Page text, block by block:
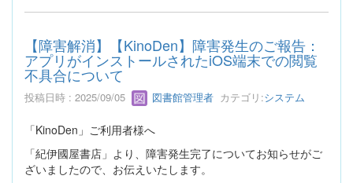
【障害解消】【KinoDen】障害発生のご報告：
アプリがインストールされたiOS端末での閲覧
不具合について
投稿日時 : 2025/09/05 図書館管理者 カテゴリ:システム
「KinoDen」ご利用者様へ
「紀伊國屋書店」より、障害発生完了についてお知らせがご
ざいましたので、お伝えいたします。